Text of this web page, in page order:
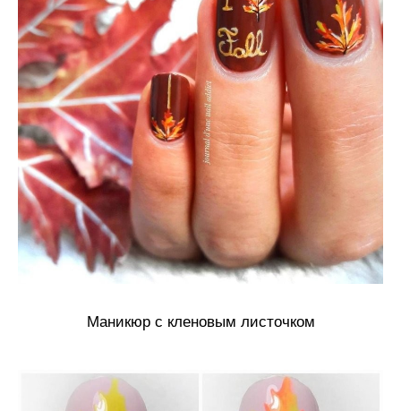
Маникюр с кленовым листочком